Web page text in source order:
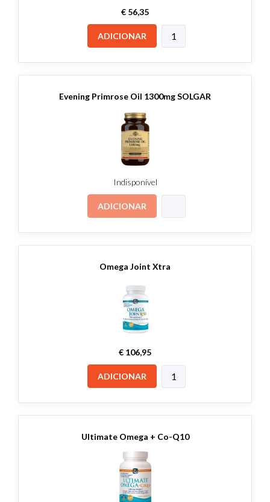
€ 56,35
ADICIONAR
Evening Primrose Oil 1300mg SOLGAR
Indisponível
ADICIONAR
Omega Joint Xtra
€ 106,95
ADICIONAR
Ultimate Omega + Co-Q10